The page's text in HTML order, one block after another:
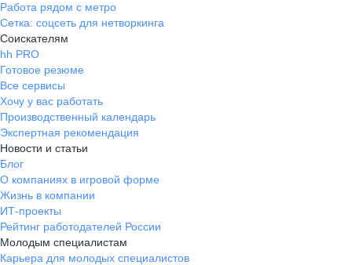
Работа рядом с метро
Сетка: соцсеть для нетворкинга
Соискателям
hh PRO
Готовое резюме
Все сервисы
Хочу у вас работать
Производственный календарь
Экспертная рекомендация
Новости и статьи
Блог
О компаниях в игровой форме
Жизнь в компании
ИТ-проекты
Рейтинг работодателей России
Молодым специалистам
Карьера для молодых специалистов